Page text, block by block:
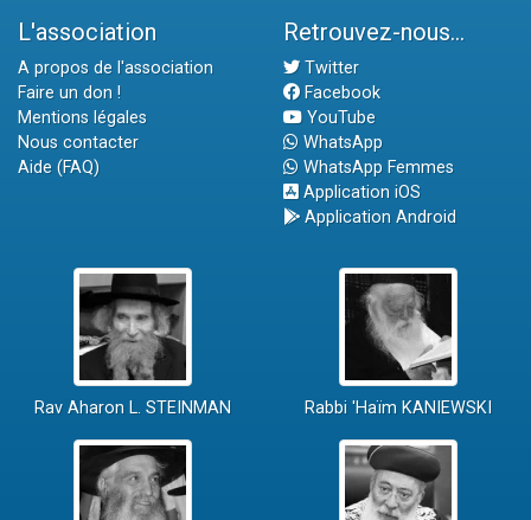
L'association
A propos de l'association
Faire un don !
Mentions légales
Nous contacter
Aide (FAQ)
Retrouvez-nous...
Twitter
Facebook
YouTube
WhatsApp
WhatsApp Femmes
Application iOS
Application Android
Rav Aharon L. STEINMAN Rabbi 'Haïm KANIEWSKI